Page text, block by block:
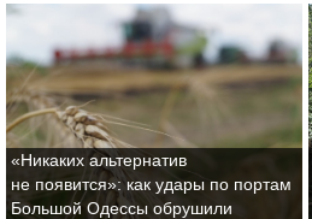
«Никаких альтернатив
не появится»: как удары по портам
Большой Одессы обрушили